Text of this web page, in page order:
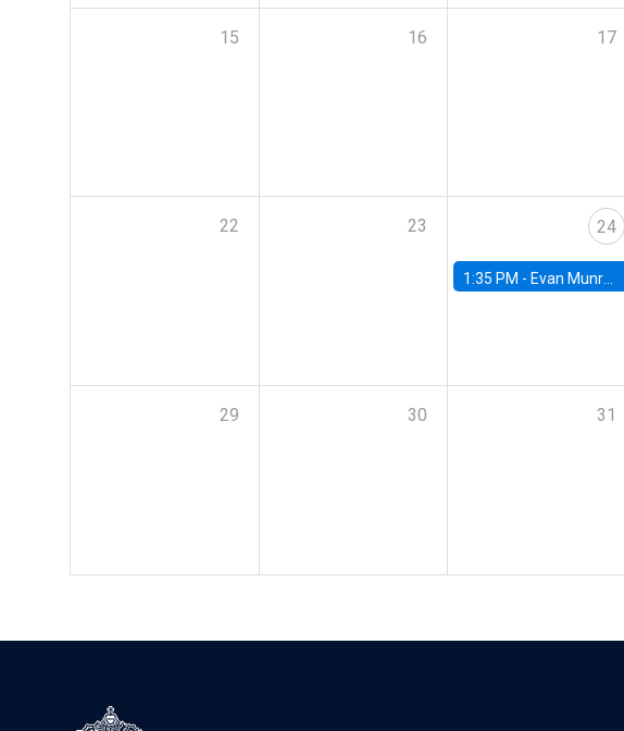
15 16 17
22 23 24
1:35 PM - Evan Munro, Neyman Visiting Assistant Professor in the Department of Statistics at UC Berkeley
29 30 31